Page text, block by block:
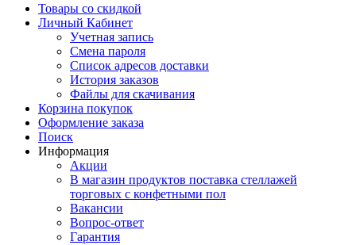
Товары со скидкой
Личный Кабинет
Учетная запись
Смена пароля
Список адресов доставки
История заказов
Файлы для скачивания
Корзина покупок
Оформление заказа
Поиск
Информация
Акции
В магазин продуктов поставка стеллажей
торговых с конфетными пол
Вакансии
Вопрос-ответ
Гарантия